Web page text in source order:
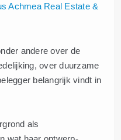
Achmea Real Estate &
andere over de
over duurzame
belangrijk vindt in
als